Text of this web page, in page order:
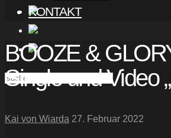
KONTAKT
BOOZE &
Single und Video
Kai von Wiarda 27. Februar 2022